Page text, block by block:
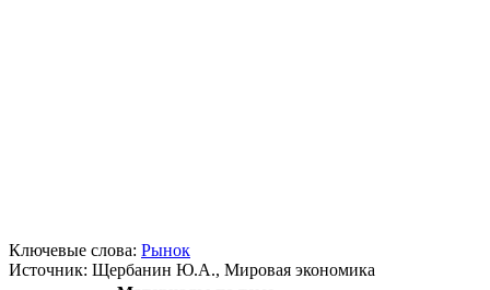
Ключевые слова: Рынок
Источник: Щербанин Ю.А., Мировая экономика